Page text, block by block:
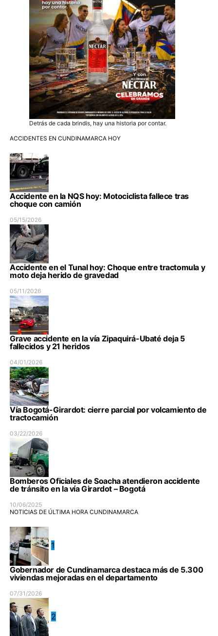
Detrás de cada brindis, hay una historia por contar.
ACCIDENTES EN CUNDINAMARCA HOY
Accidente en la NQS hoy: Motociclista fallece tras
choque con camión
05/15/2026
Accidente en el Tunal hoy: Choque entre tractomula y
moto deja herido de gravedad
05/11/2026
Grave accidente en la vía Zipaquirá-Ubaté deja 5
fallecidos y 21 heridos
04/01/2026
Vía Bogotá-Girardot: cierre parcial por volcamiento de
tractocamión
03/22/2026
Bomberos Oficiales de Soacha atendieron accidente
de tránsito en la vía Girardot – Bogotá
10/06/2025
NOTICIAS DE ÚLTIMA HORA CUNDINAMARCA
1
Gobernador de Cundinamarca destaca más de 5.300
viviendas mejoradas en el departamento
07/31/2026
2